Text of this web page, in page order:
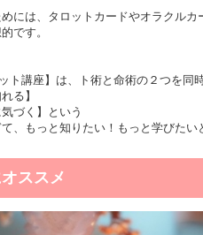
には、タロットカードやオラクル
です。
ト講座】は、ト術と命術の２つを同
る】
づく】という
て、もっと知りたい！もっと学びた
ススメ